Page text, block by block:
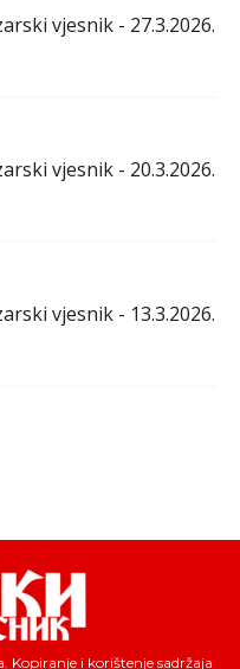
vjesnik - 27.3.2026.
vjesnik - 20.3.2026.
vjesnik - 13.3.2026.
Kopiranje i korištenje sadržaja